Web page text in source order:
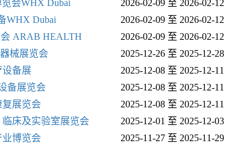
会WHX Dubai 2026-02-09 至 2026-02-12
WHX Dubai 2026-02-09 至 2026-02-12
ARAB HEALTH 2026-02-09 至 2026-02-12
械展览会 2025-12-26 至 2025-12-28
设备展 2025-12-08 至 2025-12-11
备展览会 2025-12-08 至 2025-12-11
复展览会 2025-12-08 至 2025-12-11
床及实验室展览会 2025-12-01 至 2025-12-03
业博览会 2025-11-27 至 2025-11-29